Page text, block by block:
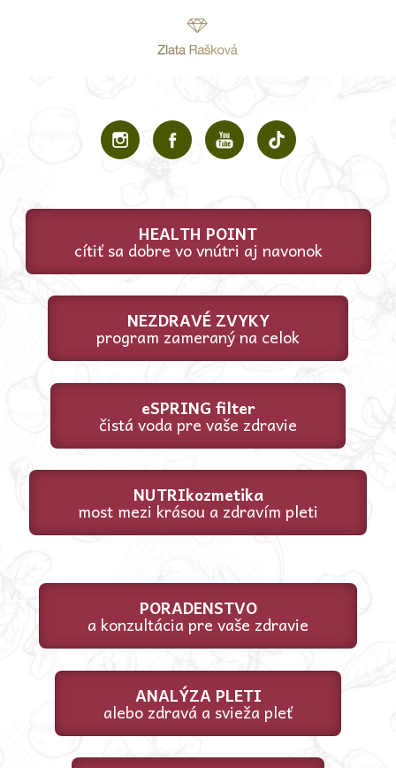
HEALTH POINT
cítiť sa dobre vo vnútri aj navonok
NEZDRAVÉ ZVYKY
program zameraný na celok
eSPRING filter
čistá voda pre vaše zdravie
NUTRIkozmetika
most mezi krásou a zdravím pleti
PORADENSTVO
a konzultácia pre vaše zdravie
ANALÝZA PLETI
alebo zdravá a svieža pleť